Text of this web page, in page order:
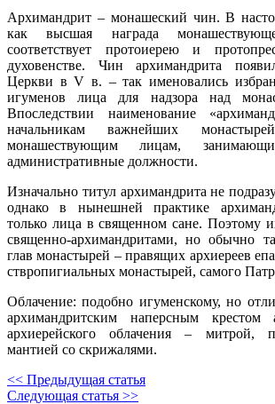
Архимандрит – монашеский чин. В
как высшая награда
соответствует протоиерею и
духовенстве. Чин архимандрита
Церкви в V в. – так именовались
игуменов лица для надзора над
Впоследствии наименование
начальникам важнейших
монашествующим лицам,
административные должности.
Изначально титул архимандрита не
однако в нынешней практике
только лица в священном сане. Поэтому
священно-архимандритами, но обычно
глав монастырей – правящих архиереев
ствропигиальных монастырей, самого
Облачение: подобно игуменскому, но
архимандритским наперсным
архиерейского облачения – митрой,
мантией со скрижалями.
<< Предыдущая статья
Следующая статья >>